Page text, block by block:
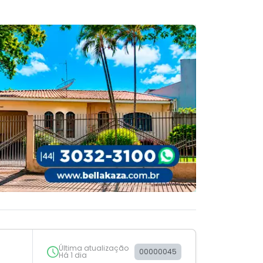
Última atualização
Há 1 dia 00000045